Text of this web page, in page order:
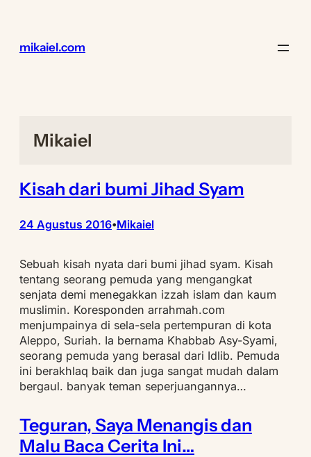
konten
mikaiel.com
Mikaiel
Kisah dari bumi Jihad Syam
24 Agustus 2016•Mikaiel
Sebuah kisah nyata dari bumi jihad syam. Kisah
tentang seorang pemuda yang mengangkat
senjata demi menegakkan izzah islam dan kaum
muslimin. Koresponden arrahmah.com
menjumpainya di sela-sela pertempuran di kota
Aleppo, Suriah. Ia bernama Khabbab Asy-Syami,
seorang pemuda yang berasal dari Idlib. Pemuda
ini berakhlaq baik dan juga sangat mudah dalam
bergaul. banyak teman seperjuangannya…
Teguran, Saya Menangis dan
Malu Baca Cerita Ini…